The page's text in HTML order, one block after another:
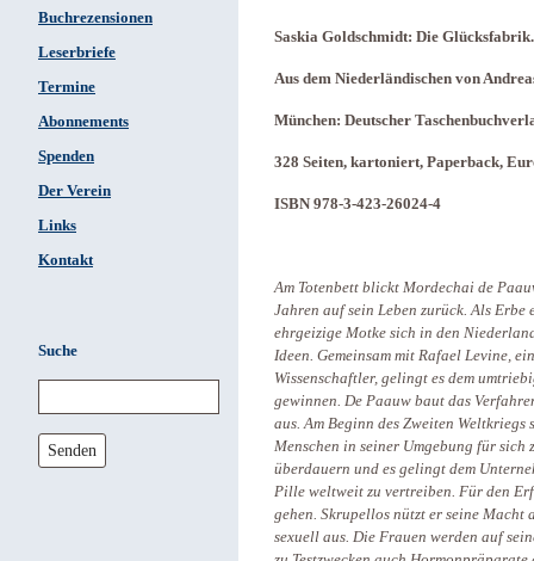
Buchrezensionen
Leserbriefe
Termine
Abonnements
Spenden
Der Verein
Links
Kontakt
Suche
Senden
Saskia Goldschmidt: Die Glücksfabrik.
Aus dem Niederländischen von
München: Deutscher
328 Seiten, kartoniert, Paperback,
ISBN 978-3-423-26024-4
Am Totenbett blickt Mordechai de
Jahren auf sein Leben zurück. Als
ehrgeizige Motke sich in den
Ideen. Gemeinsam mit Rafael Levine,
Wissenschaftler, gelingt es dem
gewinnen. De Paauw baut das
aus. Am Beginn des Zweiten
Menschen in seiner Umgebung für
überdauern und es gelingt dem
Pille weltweit zu vertreiben. Für den
gehen. Skrupellos nützt er seine
sexuell aus. Die Frauen werden auf